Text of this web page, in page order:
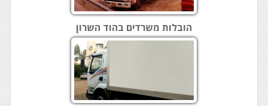
הובלות משרדים בהוד השרון